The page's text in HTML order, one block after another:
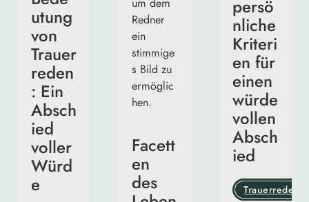
utung
von
Trauer
reden
: Ein
Absch
ied
voller
Würd
e
Facett
en
des
persö
nliche
Kriteri
en für
einen
würde
vollen
Absch
ied
Trauerrede